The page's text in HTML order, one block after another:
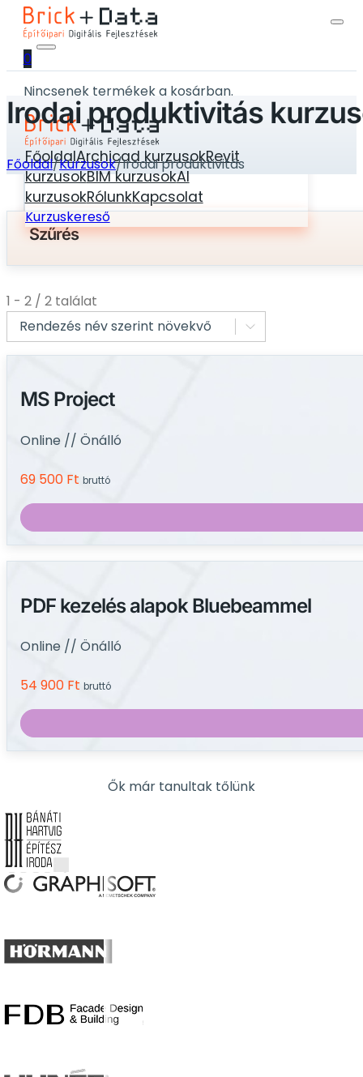
0
Nincsenek termékek a kosárban.
FőoldalArchicad kurzusokRevit
kurzusokBIM kurzusokAI
kurzusokRólunkKapcsolat
Kurzuskereső
Irodai produktivitás
Főoldal/Kurzusok/Irodai produktivitás
Szűrés
1 - 2 / 2 találat
Sort Content
Sort content
Rendezés név szerint növekvő
Sort content
MS Project
Online // Önálló
69 500 Ft bruttó
PDF kezelés alapok Bluebeammel
Online // Önálló
54 900 Ft bruttó
Ők már tanultak tőlünk